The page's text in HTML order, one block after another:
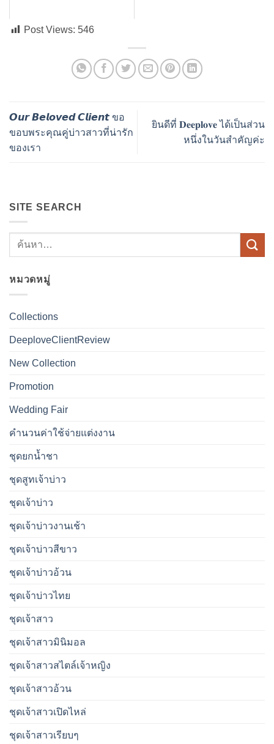
Post Views: 546
𝙊𝙪𝙧 𝘽𝙚𝙡𝙤𝙫𝙚𝙙 𝘾𝙡𝙞𝙚𝙣𝙩 ขอ
ขอบพระคุณคู่บ่าวสาวที่น่ารัก
ของเรา
ยินดีที่ 𝐃𝐞𝐞𝐩𝐥𝐨𝐯𝐞 ได้เป็นส่วน
หนึ่งในวันสำคัญค่ะ
SITE SEARCH
หมวดหมู่
Collections
DeeploveClientReview
New Collection
Promotion
Wedding Fair
คำนวนค่าใช้จ่ายแต่งงาน
ชุดยกน้ำชา
ชุดสูทเจ้าบ่าว
ชุดเจ้าบ่าว
ชุดเจ้าบ่าวงานเช้า
ชุดเจ้าบ่าวสีขาว
ชุดเจ้าบ่าวอ้วน
ชุดเจ้าบ่าวไทย
ชุดเจ้าสาว
ชุดเจ้าสาวมินิมอล
ชุดเจ้าสาวสไตล์เจ้าหญิง
ชุดเจ้าสาวอ้วน
ชุดเจ้าสาวเปิดไหล่
ชุดเจ้าสาวเรียบๆ